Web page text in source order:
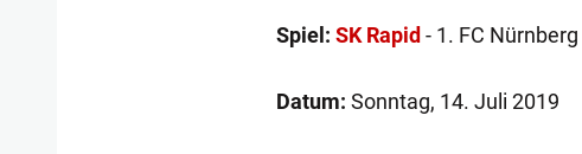
Spiel: SK Rapid - 1. FC Nürnberg
Datum: Sonntag, 14. Juli 2019